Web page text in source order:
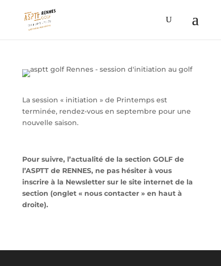
La session « initiation » de Printemps est
terminée, rendez-vous en septembre pour une
nouvelle saison.
Pour suivre, l’actualité de la section GOLF de
l’ASPTT de RENNES, ne pas hésiter à vous
inscrire à la Newsletter sur le site internet de la
section (onglet « nous contacter » en haut à
droite).